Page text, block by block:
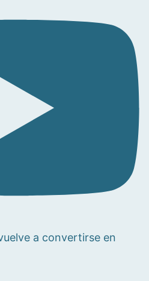
a convertirse en